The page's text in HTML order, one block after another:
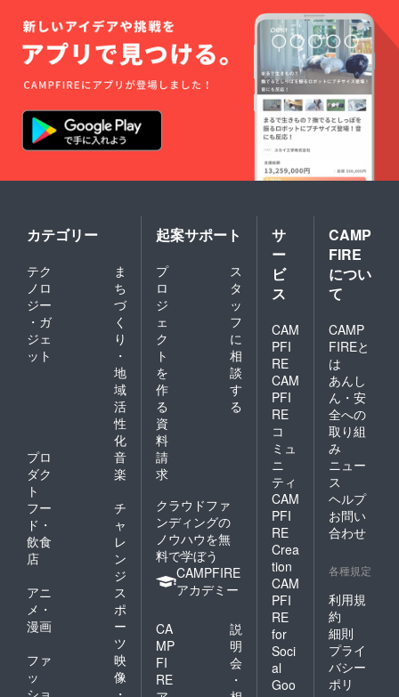
カテゴリー
テク
ノロ
ジー
・ガ
ジェ
ット
ま
ち
づ
く
り
・
地
域
活
性
化
プロ
ダク
ト
音
楽
フー
ド・
飲食
店
チ
ャ
レ
ン
ジ
アニ
メ・
漫画
ス
ポ
ー
ツ
ファ
ッ
映
像
起案サポート
プ
ロ
ジ
ェ
ク
ト
を
作
る
ス
タ
ッ
フ
に
相
談
す
る
資
料
請
求
クラウドファ
ンディングの
ノウハウを無
料で学ぼう
CAMPFIRE
アカデミー
CA
MP
FI
RE
説
明
会
・
サ
ー
ビ
ス
CAM
PFI
RE
CAM
PFI
RE
コ
ミュ
ニ
ティ
CAM
PFI
RE
Crea
tion
CAM
PFI
RE
for
Soci
al
Goo
CAMP
FIRE
につい
て
CAMP
FIREと
は
あんし
ん・安
全への
取り組
み
ニュー
ス
ヘルプ
お問い
合わせ
各種規定
利用規
約
細則
プライ
バシー
ポリ